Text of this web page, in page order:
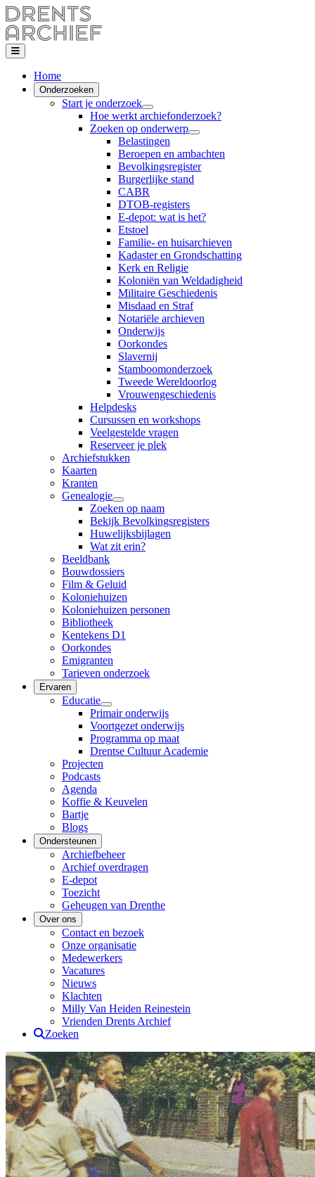
Home
Onderzoeken
Start je onderzoek
Hoe werkt archiefonderzoek?
Zoeken op onderwerp
Belastingen
Beroepen en ambachten
Bevolkingsregister
Burgerlijke stand
CABR
DTOB-registers
E-depot: wat is het?
Etstoel
Familie- en huisarchieven
Kadaster en Grondschatting
Kerk en Religie
Koloniën van Weldadigheid
Militaire Geschiedenis
Misdaad en Straf
Notariële archieven
Onderwijs
Oorkondes
Slavernij
Stamboomonderzoek
Tweede Wereldoorlog
Vrouwengeschiedenis
Helpdesks
Cursussen en workshops
Veelgestelde vragen
Reserveer je plek
Archiefstukken
Kaarten
Kranten
Genealogie
Zoeken op naam
Bekijk Bevolkingsregisters
Huwelijksbijlagen
Wat zit erin?
Beeldbank
Bouwdossiers
Film & Geluid
Koloniehuizen
Koloniehuizen personen
Bibliotheek
Kentekens D1
Oorkondes
Emigranten
Tarieven onderzoek
Ervaren
Educatie
Primair onderwijs
Voortgezet onderwijs
Programma op maat
Drentse Cultuur Academie
Projecten
Podcasts
Agenda
Koffie & Keuvelen
Bartje
Blogs
Ondersteunen
Archiefbeheer
Archief overdragen
E-depot
Toezicht
Geheugen van Drenthe
Over ons
Contact en bezoek
Onze organisatie
Medewerkers
Vacatures
Nieuws
Klachten
Milly Van Heiden Reinestein
Vrienden Drents Archief
Zoeken
Drents Archief